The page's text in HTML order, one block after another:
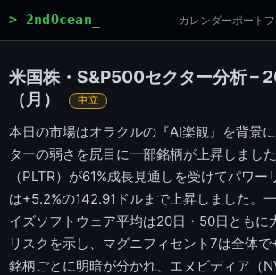
> 2ndOcean_ カレンダーポート
米国株・S&P500セクター分析 –
（月）
中立
本日の市場はオラクルの『AI楽観』を背景
ターの弱さを尻目に一部銘柄が上昇しまし
（PLTR）が61%成長見通しを受けてパワ
は+5.2%の142.91ドルまで上昇しました。
イズソフトウェア平均は20日・50日ともに
リスクを示し、マグニフィセント7は全体で
銘柄ごとに明暗が分かれ、エヌビディア（